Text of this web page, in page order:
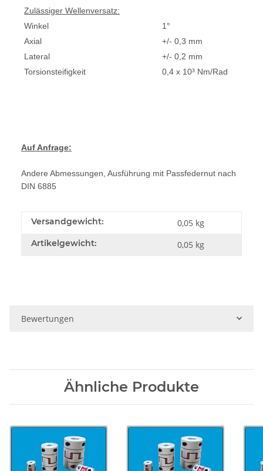
Zulässiger Wellenversatz:
Winkel
1°
Axial
+/- 0,3 mm
Lateral
+/- 0,2 mm
Torsionsteifigkeit
0,4 x 10³ Nm/Rad
Auf Anfrage:
Andere Abmessungen, Ausführung mit Passfedernut nach
DIN 6885
Versandgewicht: 0,05 kg
Artikelgewicht: 0,05 kg
Bewertungen
Ähnliche Produkte